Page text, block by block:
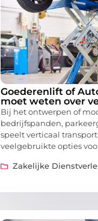
Goederenlift of
moet weten over
Bij het ontwerpen of
bedrijfspanden,
speelt verticaal
veelgebruikte opties
Zakelijke